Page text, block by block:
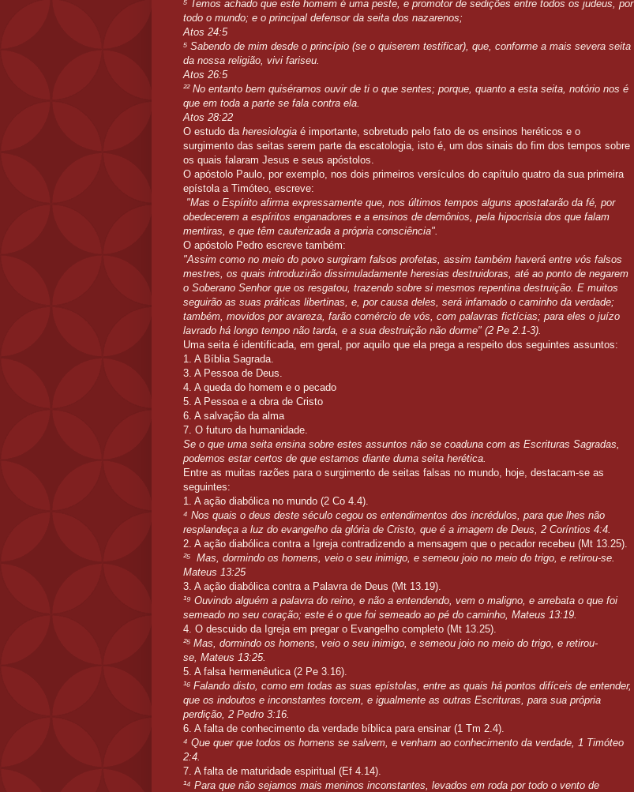
⁵ Temos achado que este homem é uma peste, e promotor de sedições entre todos os judeus, por
todo o mundo; e o principal defensor da seita dos nazarenos;
Atos 24:5
⁵ Sabendo de mim desde o princípio (se o quiserem testificar), que, conforme a mais severa seita
da nossa religião, vivi fariseu.
Atos 26:5
²² No entanto bem quiséramos ouvir de ti o que sentes; porque, quanto a esta seita, notório nos é
que em toda a parte se fala contra ela.
Atos 28:22
O estudo da heresiologia é importante, sobretudo pelo fato de os ensinos heréticos e o
surgimento das seitas serem parte da escatologia, isto é, um dos sinais do fim dos tempos sobre
os quais falaram Jesus e seus apóstolos.
O apóstolo Paulo, por exemplo, nos dois primeiros versículos do capítulo quatro da sua primeira
epístola a Timóteo, escreve:
"Mas o Espírito afirma expressamente que, nos últimos tempos alguns apostatarão da fé, por
obedecerem a espíritos enganadores e a ensinos de demônios, pela hipocrisia dos que falam
mentiras, e que têm cauterizada a própria consciência".
O apóstolo Pedro escreve também:
"Assim como no meio do povo surgiram falsos profetas, assim também haverá entre vós falsos
mestres, os quais introduzirão dissimuladamente heresias destruidoras, até ao ponto de negarem
o Soberano Senhor que os resgatou, trazendo sobre si mesmos repentina destruição. E muitos
seguirão as suas práticas libertinas, e, por causa deles, será infamado o caminho da verdade;
também, movidos por avareza, farão comércio de vós, com palavras fictícias; para eles o juízo
lavrado há longo tempo não tarda, e a sua destruição não dorme" (2 Pe 2.1-3).
Uma seita é identificada, em geral, por aquilo que ela prega a respeito dos seguintes assuntos:
1. A Bíblia Sagrada.
3. A Pessoa de Deus.
4. A queda do homem e o pecado
5. A Pessoa e a obra de Cristo
6. A salvação da alma
7. O futuro da humanidade.
Se o que uma seita ensina sobre estes assuntos não se coaduna com as Escrituras Sagradas,
podemos estar certos de que estamos diante duma seita herética.
Entre as muitas razões para o surgimento de seitas falsas no mundo, hoje, destacam-se as
seguintes:
1. A ação diabólica no mundo (2 Co 4.4).
⁴ Nos quais o deus deste século cegou os entendimentos dos incrédulos, para que lhes não
resplandeça a luz do evangelho da glória de Cristo, que é a imagem de Deus, 2 Coríntios 4:4.
2. A ação diabólica contra a Igreja contradizendo a mensagem que o pecador recebeu (Mt 13.25).
²⁵ Mas, dormindo os homens, veio o seu inimigo, e semeou joio no meio do trigo, e retirou-se.
Mateus 13:25
3. A ação diabólica contra a Palavra de Deus (Mt 13.19).
¹⁹ Ouvindo alguém a palavra do reino, e não a entendendo, vem o maligno, e arrebata o que foi
semeado no seu coração; este é o que foi semeado ao pé do caminho, Mateus 13:19.
4. O descuido da Igreja em pregar o Evangelho completo (Mt 13.25).
²⁵ Mas, dormindo os homens, veio o seu inimigo, e semeou joio no meio do trigo, e retirou-
se, Mateus 13:25.
5. A falsa hermenêutica (2 Pe 3.16).
¹⁶ Falando disto, como em todas as suas epístolas, entre as quais há pontos difíceis de entender,
que os indoutos e inconstantes torcem, e igualmente as outras Escrituras, para sua própria
perdição, 2 Pedro 3:16.
6. A falta de conhecimento da verdade bíblica para ensinar (1 Tm 2.4).
⁴ Que quer que todos os homens se salvem, e venham ao conhecimento da verdade,
1 Timóteo
2:4.
7. A falta de maturidade espiritual (Ef 4.14).
¹⁴ Para que não sejamos mais meninos inconstantes, levados em roda por todo o vento de